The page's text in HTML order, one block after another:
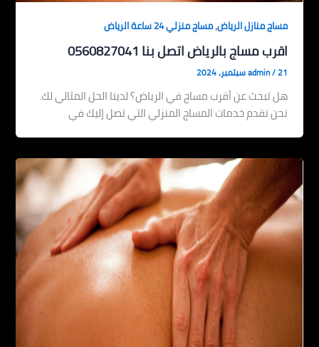
مساج منازل الرياض,مساج منزلي 24 ساعة الرياض
اقرب مساج بالرياض اتصل بنا 0560827041
admin/21 سبتمبر، 2024
هل تبحث عن أقرب مساج في الرياض؟ لدينا الحل المثالي لك.
نحن نقدم خدمات المساج المنزلي التي تصل إليك في